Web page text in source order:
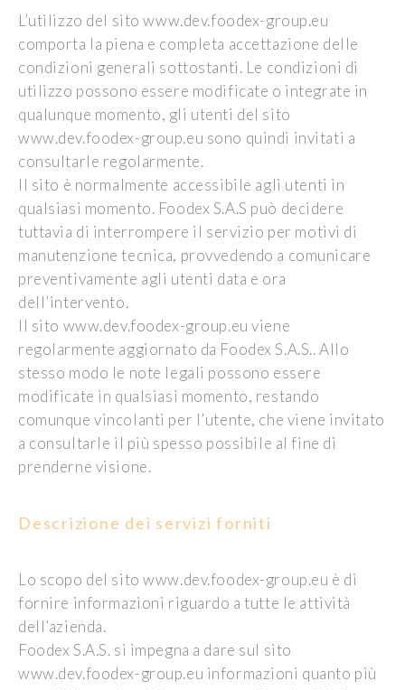
L’utilizzo del sito www.dev.foodex-group.eu
comporta la piena e completa accettazione delle
condizioni generali sottostanti. Le condizioni di
utilizzo possono essere modificate o integrate in
qualunque momento, gli utenti del sito
www.dev.foodex-group.eu sono quindi invitati a
consultarle regolarmente.
Il sito è normalmente accessibile agli utenti in
qualsiasi momento. Foodex S.A.S può decidere
tuttavia di interrompere il servizio per motivi di
manutenzione tecnica, provvedendo a comunicare
preventivamente agli utenti data e ora
dell’intervento.
Il sito www.dev.foodex-group.eu viene
regolarmente aggiornato da Foodex S.A.S.. Allo
stesso modo le note legali possono essere
modificate in qualsiasi momento, restando
comunque vincolanti per l’utente, che viene invitato
a consultarle il più spesso possibile al fine di
prenderne visione.
Descrizione dei servizi forniti
Lo scopo del sito www.dev.foodex-group.eu è di
fornire informazioni riguardo a tutte le attività
dell’azienda.
Foodex S.A.S. si impegna a dare sul sito
www.dev.foodex-group.eu informazioni quanto più